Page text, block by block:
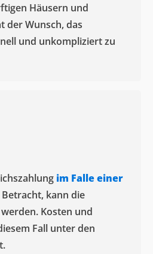
Häusern und
der Wunsch, das
und unkompliziert zu
im Falle einer
kann die
Kosten und
Fall unter den